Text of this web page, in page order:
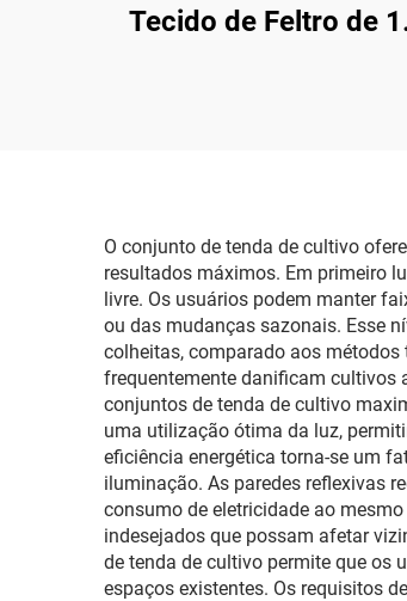
Tecido de Feltro de 1
O conjunto de tenda de cultivo
resultados máximos. Em primeiro
livre. Os usuários podem manter
ou das mudanças sazonais. Esse
colheitas, comparado aos
frequentemente danificam cultivos
conjuntos de tenda de cultivo
uma utilização ótima da luz,
eficiência energética torna-se um
iluminação. As paredes reflexivas
consumo de eletricidade ao
indesejados que possam afetar
de tenda de cultivo permite que os
espaços existentes. Os requisitos